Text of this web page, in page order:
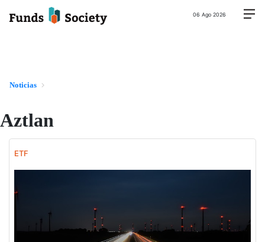
06 Ago 2026
Noticias
Aztlan
ETF